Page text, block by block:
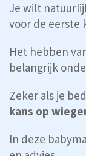
Je wilt
voor de eerste
Het hebben
belangrijk
Zeker als je
kans op
In deze